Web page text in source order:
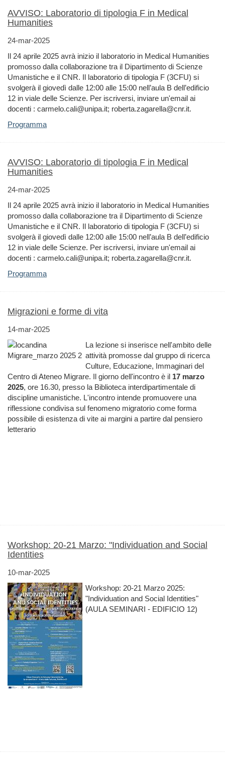
AVVISO: Laboratorio di tipologia F in Medical
Humanities
24-mar-2025
Il 24 aprile 2025 avrà inizio il laboratorio in Medical Humanities
promosso dalla collaborazione tra il Dipartimento di Scienze
Umanistiche e il CNR. Il laboratorio di tipologia F (3CFU) si
svolgerà il giovedì dalle 12:00 alle 15:00 nell’aula B dell’edificio
12 in viale delle Scienze. Per iscriversi, inviare un'email ai
docenti : carmelo.cali@unipa.it; roberta.zagarella@cnr.it.
Programma
AVVISO: Laboratorio di tipologia F in Medical
Humanities
24-mar-2025
Il 24 aprile 2025 avrà inizio il laboratorio in Medical Humanities
promosso dalla collaborazione tra il Dipartimento di Scienze
Umanistiche e il CNR. Il laboratorio di tipologia F (3CFU) si
svolgerà il giovedì dalle 12:00 alle 15:00 nell’aula B dell’edificio
12 in viale delle Scienze. Per iscriversi, inviare un'email ai
docenti : carmelo.cali@unipa.it; roberta.zagarella@cnr.it.
Programma
Migrazioni e forme di vita
14-mar-2025
La lezione si inserisce nell'ambito delle
attività promosse dal gruppo di ricerca
Culture, Educazione, Immaginari del
Centro di Ateneo Migrare. Il giorno dell'incontro è il 17 marzo
2025, ore 16.30, presso la Biblioteca interdipartimentale di
discipline umanistiche. L'incontro intende promuovere una
riflessione condivisa sul fenomeno migratorio come forma
possibile di esistenza di vite ai margini a partire dal pensiero
letterario
Workshop: 20-21 Marzo: "Individuation and Social
Identities
10-mar-2025
Workshop: 20-21 Marzo 2025:
"Individuation and Social Identities"
(AULA SEMINARI - EDIFICIO 12)